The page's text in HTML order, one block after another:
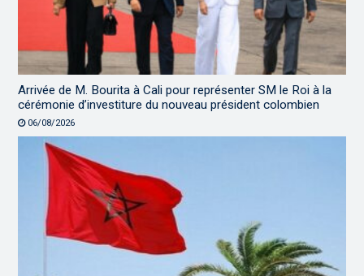
Arrivée de M. Bourita à Cali pour représenter SM le Roi à la
cérémonie d’investiture du nouveau président colombien
06/08/2026